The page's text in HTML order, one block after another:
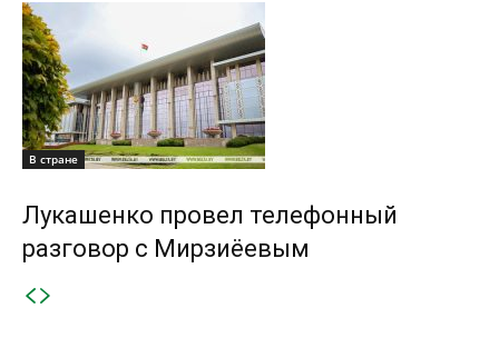
В стране
Лукашенко провел телефонный
разговор с Мирзиёевым